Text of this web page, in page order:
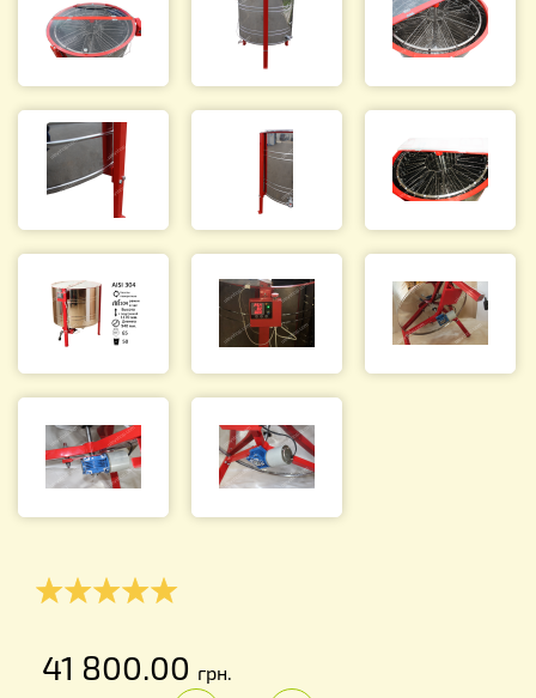
41 800.00 грн.